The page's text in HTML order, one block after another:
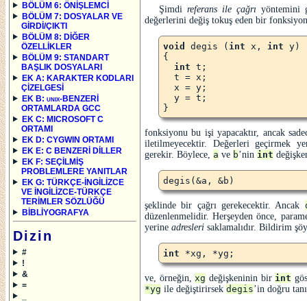
BÖLÜM 6: ÖNİŞLEMCİ
BÖLÜM 7: DOSYALAR VE
GİRDİ/ÇIKTI
BÖLÜM 8: DİĞER
ÖZELLİKLER
BÖLÜM 9: STANDART
BAŞLIK DOSYALARI
EK A: KARAKTER KODLARI
ÇİZELGESİ
EK B: unix-BENZERİ
ORTAMLARDA GCC
EK C: MICROSOFT C
ORTAMI
EK D: CYGWIN ORTAMI
EK E: C BENZERİ DİLLER
EK F: SEÇİLMİŞ
PROBLEMLERE YANITLAR
EK G: TÜRKÇE-İNGİLİZCE
VE İNGİLİZCE-TÜRKÇE
TERİMLER SÖZLÜĞÜ
BİBLİYOGRAFYA
Dizin
#
!
&
=
Şimdi referans ile çağrı yöntemini
değerlerini değiş tokuş eden bir
void degis ( int x, int y)
{
int t;
  t = x;
  x = y;
  y = t;
fonksiyonu bu işi yapacaktır, ancak
iletilmeyecektir. Değerleri geçirmek
gerekir. Böylece, a ve b’nin int
şeklinde bir çağrı gerekecektir. Ancak
düzenlenmelidir. Herşeyden önce,
yerine adresleri saklamalıdır. Bildirim
int
ve, örneğin,xg değişkeninin bir int
*yg ile değiştirirsek degis’in doğru